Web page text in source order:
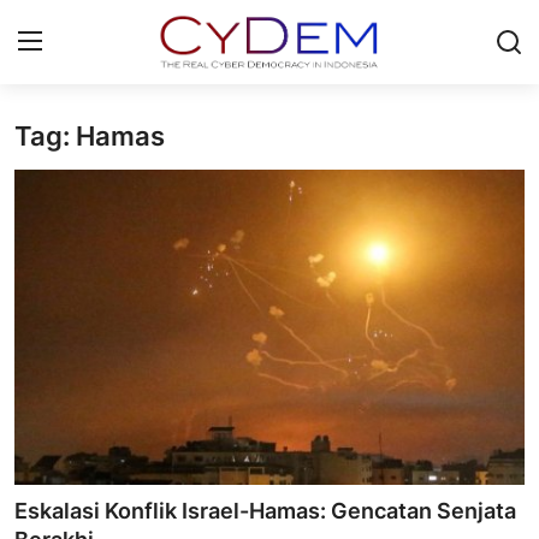
Login
Olahraga
Nasional
Tag: Hamas
Eskalasi Konflik Israel-Hamas: Gencatan Senjata